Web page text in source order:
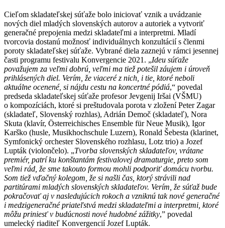
Cieľom skladateľskej súťaže bolo iniciovať vznik a uvádzanie
nových diel mladých slovenských autorov a autoriek a vytvoriť
generačné prepojenia medzi skladateľmi a interpretmi. Mladí
tvorcovia dostanú možnosť individuálnych konzultácií s členmi
poroty skladateľskej súťaže. Vybrané diela zaznejú v rámci jesennej
časti programu festivalu Konvergencie 2021. „Ideu súťaže
považujem za veľmi dobrú, veľmi ma tiež potešil záujem i úroveň
prihlásených diel. Verím, že viaceré z nich, i tie, ktoré neboli
aktuálne ocenené, si nájdu cestu na koncertné pódiá,“ povedal
predseda skladateľskej súťaže profesor Jevgenij Iršai (VŠMU)
o kompozíciách, ktoré si preštudovala porota v zložení Peter Zagar
(skladateľ, Slovenský rozhlas), Adrián Demoč (skladateľ), Nora
Skuta (klavír, Österreichisches Ensemble für Neue Musik), Igor
Karško (husle, Musikhochschule Luzern), Ronald Šebesta (klarinet,
Symfonický orchester Slovenského rozhlasu, Lotz trio) a Jozef
Lupták (violončelo). „Tvorba slovenských skladateľov, vrátane
premiér, patrí ku konštantám festivalovej dramaturgie, preto som
veľmi rád, že sme takouto formou mohli podporiť domácu tvorbu.
Som tiež vďačný kolegom, že si našli čas, ktorý strávili nad
partitúrami mladých slovenských skladateľov. Verím, že súťaž bude
pokračovať aj v nasledujúcich rokoch a vzniknú tak nové generačné
i medzigeneračné priateľstvá medzi skladateľmi a interpretmi, ktoré
môžu priniesť v budúcnosti nové hudobné zážitky,” povedal
umelecký riaditeľ Konvergencií Jozef Lupták.